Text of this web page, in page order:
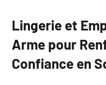
Lingerie et
Arme pour
Confiance en